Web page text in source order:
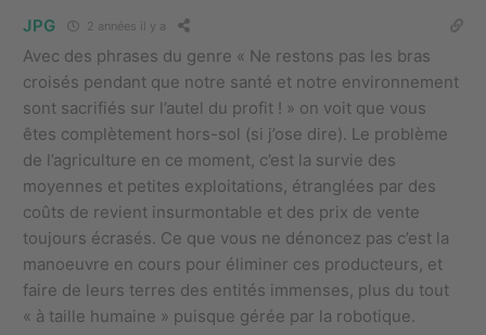
JPG 2 années il y a
Avec des phrases du genre « Ne restons pas les bras
croisés pendant que notre santé et notre environnement
sont sacrifiés sur l’autel du profit ! » on voit que vous
êtes complètement hors-sol (si j’ose dire). Le problème
de l’agriculture en ce moment, c’est la survie des
moyennes et petites exploitations, étranglées par des
coûts de revient insurmontable et des prix de vente
toujours écrasés. Ce que vous ne dénoncez pas c’est la
manoeuvre en cours pour éliminer ces producteurs, et
faire de leurs terres des entités immenses, plus du tout
« à taille humaine » puisque gérée par la robotique.